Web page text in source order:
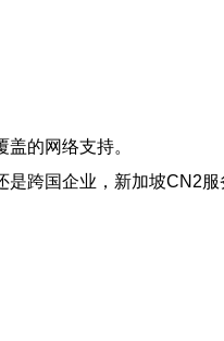
的网络支持。
跨国企业，新加坡CN2